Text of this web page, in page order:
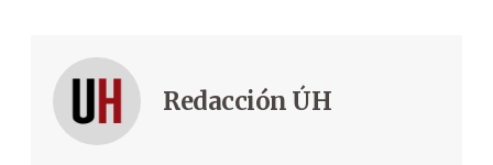
Redacción ÚH